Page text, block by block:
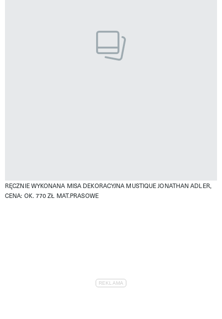
RĘCZNIE WYKONANA MISA DEKORACYJNA MUSTIQUE JONATHAN ADLER,
CENA: OK. 770 ZŁ MAT.PRASOWE